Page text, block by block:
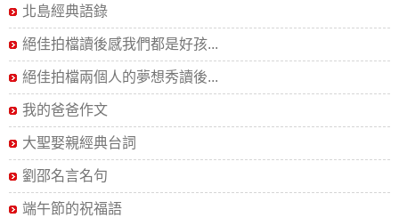
北島經典語錄
絕佳拍檔讀後感我們都是好孩...
絕佳拍檔兩個人的夢想秀讀後...
我的爸爸作文
大聖娶親經典台詞
劉邵名言名句
端午節的祝福語